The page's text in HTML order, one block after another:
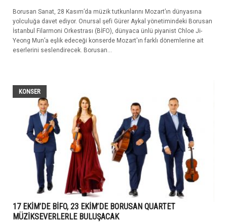
Borusan Sanat, 28 Kasım’da müzik tutkunlarını Mozart’ın dünyasına
yolculuğa davet ediyor. Onursal şefi Gürer Aykal yönetimindeki Borusan
İstanbul Filarmoni Orkestrası (BİFO), dünyaca ünlü piyanist Chloe Ji-
Yeong Mun’a eşlik edeceği konserde Mozart'ın farklı dönemlerine ait
eserlerini seslendirecek. Borusan...
KONSER
17 EKİM’DE BİFO, 23 EKİM’DE BORUSAN QUARTET
MÜZİKSEVERLERLE BULUŞACAK